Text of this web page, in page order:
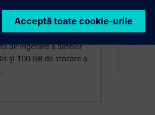
temporală
Analyzer Cloud 200
de ingerare a datelor
și 100 GB de stocare a
include
câte